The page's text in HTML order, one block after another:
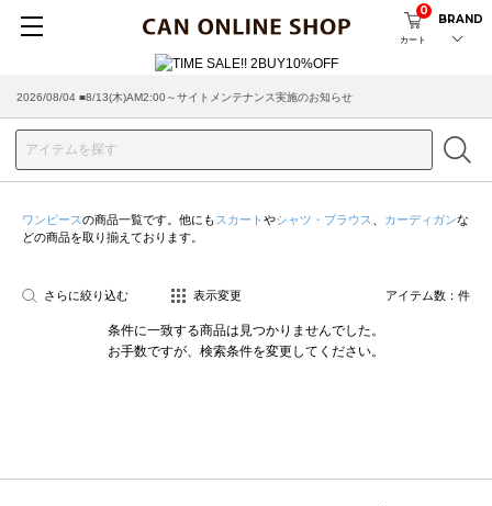
カート
0
BRAND
2026/08/04 ■8/13(木)AM2:00～サイトメンテナンス実施のお知らせ
ワンピースの商品一覧です。他にも スカート やシャツ・ブラウス カーディガンな
どの商品を取り揃えております。
さらに絞り込む 表示変更 アイテム数： 件
条件に一致する商品は見つかりませんでした。
お手数ですが、検索条件を変更してください。